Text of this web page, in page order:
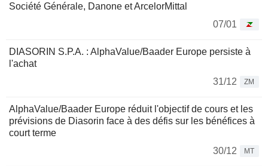
Société Générale, Danone et ArcelorMittal
07/01
DIASORIN S.P.A. : AlphaValue/Baader Europe persiste à
l'achat
31/12
ZM
AlphaValue/Baader Europe réduit l'objectif de cours et les
prévisions de Diasorin face à des défis sur les bénéfices à
court terme
30/12
MT